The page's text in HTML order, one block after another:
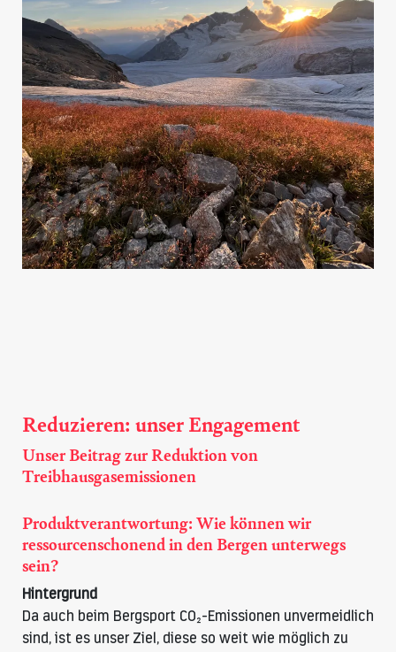
Reduzieren: unser Engagement
Unser Beitrag zur Reduktion von
Treibhausgasemissionen
Produktverantwortung: Wie können wir
ressourcenschonend in den Bergen unterwegs
sein?
Hintergrund
Da auch beim Bergsport CO₂-Emissionen unvermeidlich
sind, ist es unser Ziel, diese so weit wie möglich zu